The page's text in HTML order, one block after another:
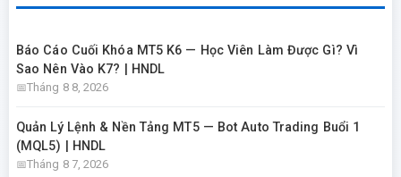
Báo Cáo Cuối Khóa MT5 K6 — Học Viên Làm Được Gì? Vì
Sao Nên Vào K7? | HNDL
Tháng 8 8, 2026
Quản Lý Lệnh & Nền Tảng MT5 — Bot Auto Trading Buổi 1
(MQL5) | HNDL
Tháng 8 7, 2026